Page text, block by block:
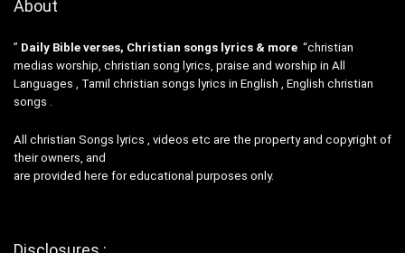
About
” Daily Bible verses, Christian songs lyrics & more “christian
medias worship, christian song lyrics, praise and worship in All
Languages , Tamil christian songs lyrics in English , English christian
songs .
All christian Songs lyrics , videos etc are the property and copyright of
their owners, and
are provided here for educational purposes only.